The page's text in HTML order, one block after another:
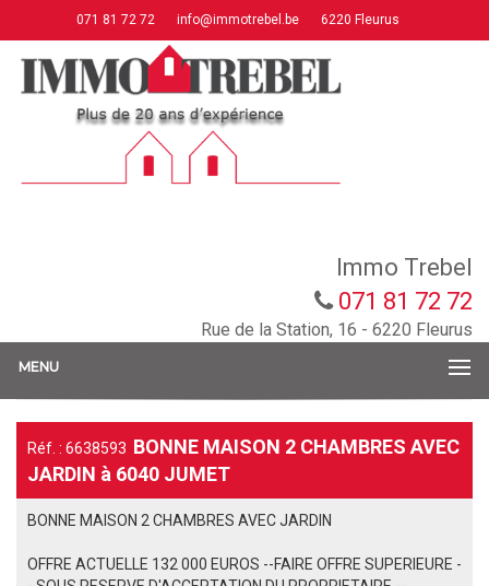
071 81 72 72 info@immotrebel.be 6220 Fleurus
Immo Trebel
071 81 72 72
Rue de la Station, 16 - 6220 Fleurus
MENU
Réf. : 6638593 BONNE MAISON 2 CHAMBRES AVEC
JARDIN à 6040 JUMET
BONNE MAISON 2 CHAMBRES AVEC JARDIN
OFFRE ACTUELLE 132 000 EUROS --FAIRE OFFRE SUPERIEURE -